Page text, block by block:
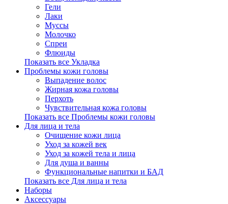
Гели
Лаки
Муссы
Молочко
Спреи
Флюиды
Показать все Укладка
Проблемы кожи головы
Выпадение волос
Жирная кожа головы
Перхоть
Чувствительная кожа головы
Показать все Проблемы кожи головы
Для лица и тела
Очищение кожи лица
Уход за кожей век
Уход за кожей тела и лица
Для душа и ванны
Функциональные напитки и БАД
Показать все Для лица и тела
Наборы
Аксессуары